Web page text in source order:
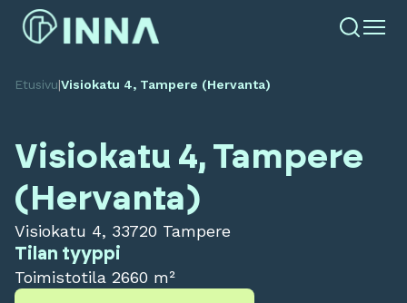
Etusivu|Visiokatu 4, Tampere (Hervanta)
Visiokatu 4, Tampere
(Hervanta)
Visiokatu 4, 33720 Tampere
Tilan tyyppi
Toimistotila 2660 m²